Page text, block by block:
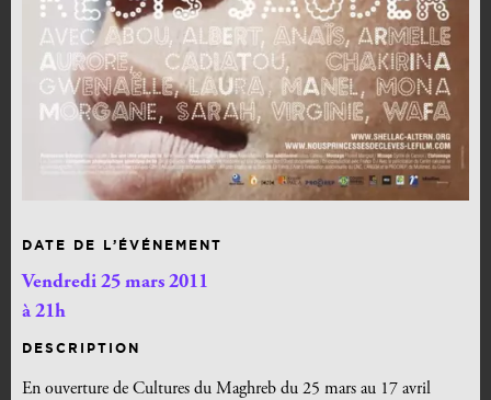
DATE DE L’ÉVÉNEMENT
Vendredi 25 mars 2011
à 21h
DESCRIPTION
En ouverture de Cultures du Maghreb du 25 mars au 17 avril